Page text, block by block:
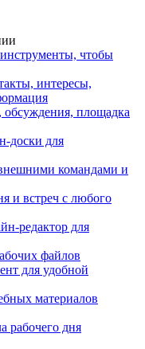
чтобы
интересы,
площадка
доски для
командами и
и встреч с любого
редактор для
файлов
для удобной
материалов
рабочего дня